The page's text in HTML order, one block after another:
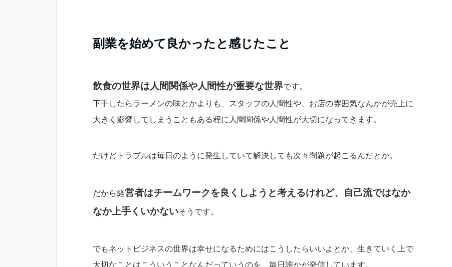
副業を始めて良かったと感じたこと
飲食の世界は人間関係や人間性が重要な世界です。
下手したらラーメンの味とかよりも、スタッフの人間性や、お店の雰囲気なんかが売上に
大きく影響してしまうこともある程に人間関係や人間性が大切になってきます。
だけどトラブルは毎日のように発生していて解決しても次々問題が起こるんだとか。
だから経営者はチームワークを良くしようと考えるけれど、自己流ではなか
なか上手くいかないそうです。
でもネットビジネスの世界は幸せになるためにはこうしたらいいよとか、生きていく上で
大切なことはこういうことなんだっていうのを、毎日誰かが発信しています。